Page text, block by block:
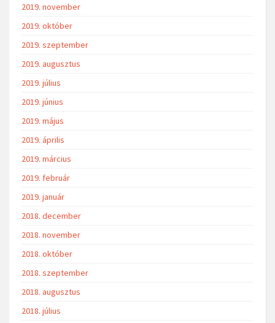
2019. november
2019. október
2019. szeptember
2019. augusztus
2019. július
2019. június
2019. május
2019. április
2019. március
2019. február
2019. január
2018. december
2018. november
2018. október
2018. szeptember
2018. augusztus
2018. július